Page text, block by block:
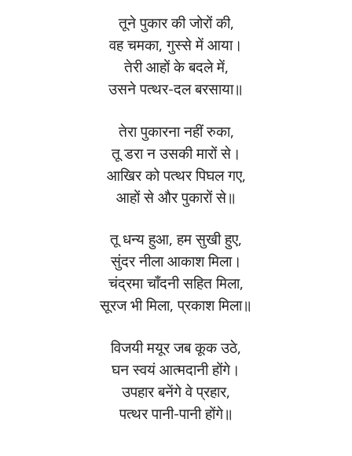
तूने पुकार की जोरों की,
वह चमका, गुस्से में आया।
तेरी आहों के बदले में,
उसने पत्थर-दल बरसाया॥
तेरा पुकारना नहीं रुका,
तू डरा न उसकी मारों से।
आखिर को पत्थर पिघल गए,
आहों से और पुकारों से॥
तू धन्य हुआ, हम सुखी हुए,
सुंदर नीला आकाश मिला।
चंद्रमा चाँदनी सहित मिला,
सूरज भी मिला, प्रकाश मिला॥
विजयी मयूर जब कूक उठे,
घन स्वयं आत्मदानी होंगे।
उपहार बनेंगे वे प्रहार,
पत्थर पानी-पानी होंगे॥